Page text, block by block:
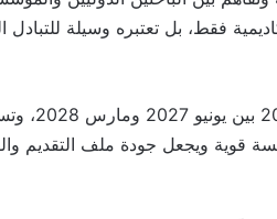
فقط، بل تعتبره وسيلة للتبادل
قوية ويجعل جودة ملف التقديم